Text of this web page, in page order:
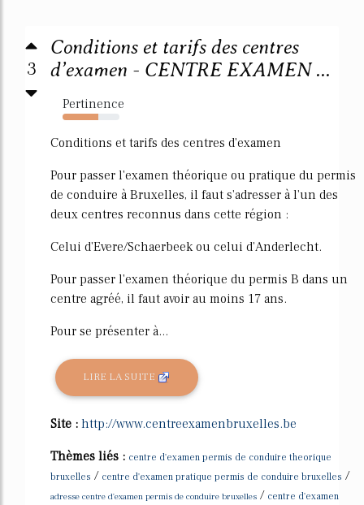
3
Conditions et tarifs des centres
d’examen - CENTRE EXAMEN ...
Pertinence
63%
Conditions et tarifs des centres d'examen
Pour passer l'examen théorique ou pratique du permis
de conduire à Bruxelles, il faut s'adresser à l'un des
deux centres reconnus dans cette région :
Celui d'Evere/Schaerbeek ou celui d'Anderlecht.
Pour passer l'examen théorique du permis B dans un
centre agréé, il faut avoir au moins 17 ans.
Pour se présenter à...
LIRE LA SUITE
Site : http://www.centreexamenbruxelles.be
Thèmes liés : centre d'examen permis de conduire theorique
bruxelles / centre d'examen pratique permis de conduire bruxelles /
adresse centre d'examen permis de conduire bruxelles / centre d'examen